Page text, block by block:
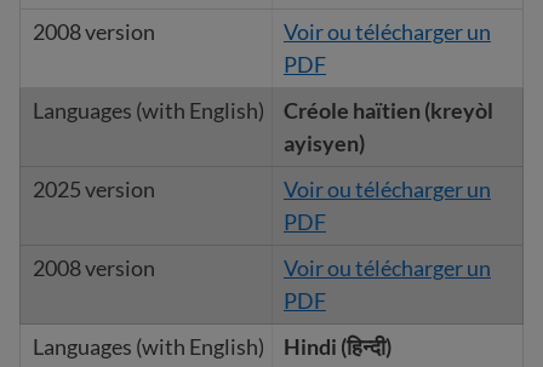
Voir ou télécharger un
PDF
Créole haïtien (kreyòl
ayisyen)
Voir ou télécharger un
PDF
Voir ou télécharger un
PDF
Hindi (हिन्दी)